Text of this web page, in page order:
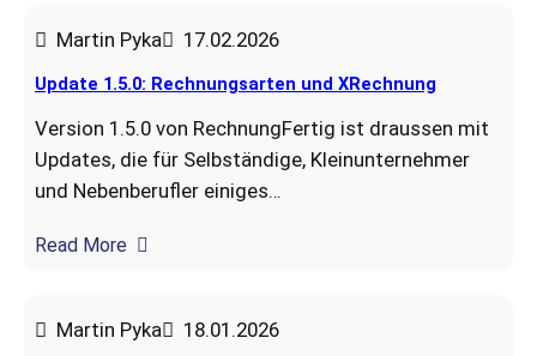
Martin Pyka 17.02.2026
Update 1.5.0: Rechnungsarten und XRechnung
Version 1.5.0 von RechnungFertig ist draussen mit
Updates, die für Selbständige, Kleinunternehmer
und Nebenberufler einiges…
Read More
Martin Pyka 18.01.2026